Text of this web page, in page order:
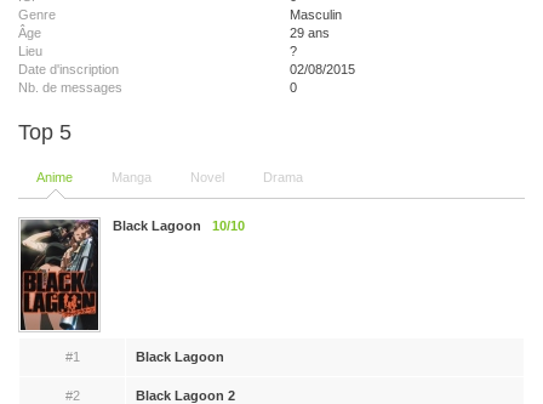
Genre
Masculin
Âge
29 ans
Lieu
?
Date d'inscription
02/08/2015
Nb. de messages
0
Top 5
Anime Manga Novel Drama
Black Lagoon 10/10
#1 Black Lagoon
#2 Black Lagoon 2